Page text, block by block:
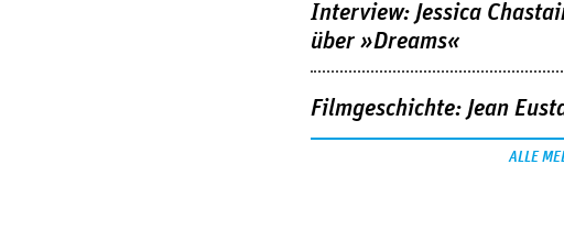
Interview: Jessica
über »Dreams«
Filmgeschichte: Jean
ALLE